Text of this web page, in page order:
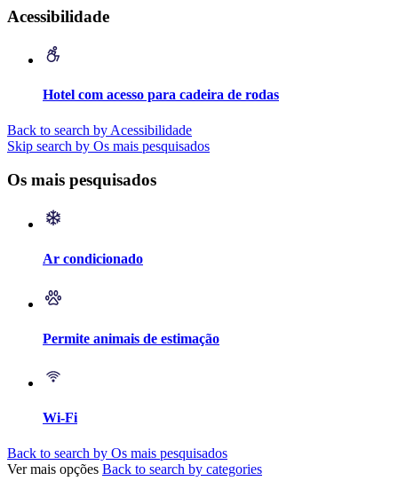
Acessibilidade
Hotel com acesso para cadeira de rodas
Back to search by Acessibilidade
Skip search by Os mais pesquisados
Os mais pesquisados
Ar condicionado
Permite animais de estimação
Wi-Fi
Back to search by Os mais pesquisados
Ver mais opções Back to search by categories